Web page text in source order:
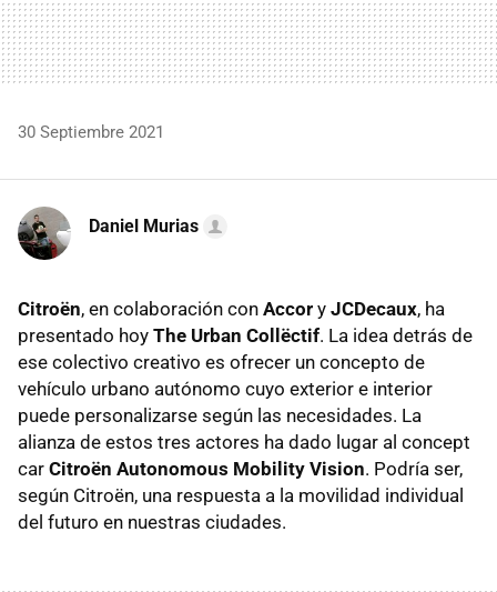
30 Septiembre 2021
Daniel Murias
Citroën, en colaboración con Accor y JCDecaux, ha
presentado hoy The Urban Collëctif. La idea detrás de
ese colectivo creativo es ofrecer un concepto de
vehículo urbano autónomo cuyo exterior e interior
puede personalizarse según las necesidades. La
alianza de estos tres actores ha dado lugar al concept
car Citroën Autonomous Mobility Vision. Podría ser,
según Citroën, una respuesta a la movilidad individual
del futuro en nuestras ciudades.